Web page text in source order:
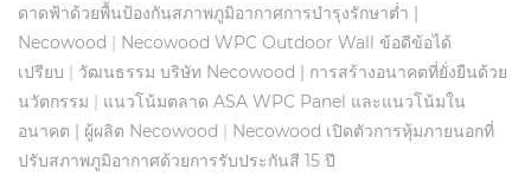
ดาดฟ้าด้วยพื้นป้องกันสภาพภูมิอากาศการบำรุงรักษาต่ำ |
Necowood | Necowood WPC Outdoor Wall ข้อดีข้อได้
เปรียบ | วัฒนธรรม บริษัท Necowood | การสร้างอนาคตที่ยั่งยืนด้วย
นวัตกรรม | แนวโน้มตลาด ASA WPC Panel และแนวโน้มใน
อนาคต | ผู้ผลิต Necowood | Necowood เปิดตัวการหุ้มภายนอกที่
ปรับสภาพภูมิอากาศด้วยการรับประกันสี 15 ปี